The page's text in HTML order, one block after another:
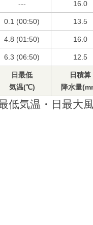
--- 16.0
0.1 (00:50) 13.5
4.8 (01:50) 16.0
6.3 (06:50) 12.5
日最低
気温(℃)
日積算
降水量
低気温・日最大